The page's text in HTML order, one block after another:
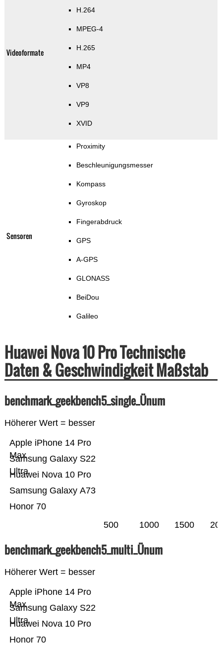
Videoformate
H.264
MPEG-4
H.265
MP4
VP8
VP9
XVID
Sensoren
Proximity
Beschleunigungsmesser
Kompass
Gyroskop
Fingerabdruck
GPS
A-GPS
GLONASS
BeiDou
Galileo
Huawei Nova 10 Pro Technische
Daten & Geschwindigkeit Maßstab
benchmark_geekbench5_single_Ünum
Höherer Wert = besser
Honor 70
Samsung Galaxy A73
Huawei Nova 10 Pro
Samsung Galaxy S22
Ultra
Apple iPhone 14 Pro
Max
500 1000 1500
benchmark_geekbench5_multi_Ünum
Höherer Wert = besser
Honor 70
Huawei Nova 10 Pro
Samsung Galaxy S22
Ultra
Apple iPhone 14 Pro
Max